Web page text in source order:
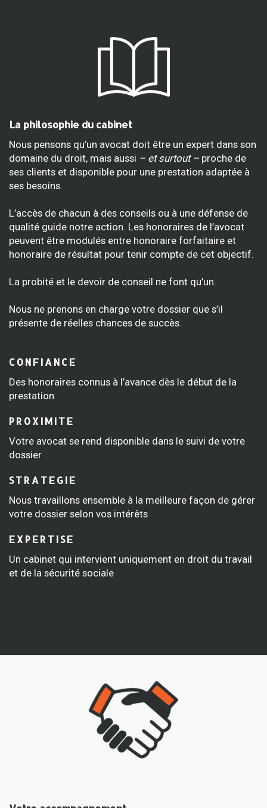
La philosophie du cabinet
Nous pensons qu’un avocat doit être un expert dans son
domaine du droit, mais aussi – et surtout – proche de
ses clients et disponible pour une prestation adaptée à
ses besoins.
L’accès de chacun à des conseils ou à une défense de
qualité guide notre action. Les honoraires de l’avocat
peuvent être modulés entre honoraire forfaitaire et
honoraire de résultat pour tenir compte de cet objectif.
La probité et le devoir de conseil ne font qu’un.
Nous ne prenons en charge votre dossier que s’il
présente de réelles chances de succès.
CONFIANCE
Des honoraires connus à l’avance dès le début de la
prestation
PROXIMITE
Votre avocat se rend disponible dans le suivi de votre
dossier
STRATEGIE
Nous travaillons ensemble à la meilleure façon de gérer
votre dossier selon vos intérêts
EXPERTISE
Un cabinet qui intervient uniquement en droit du travail
et de la sécurité sociale